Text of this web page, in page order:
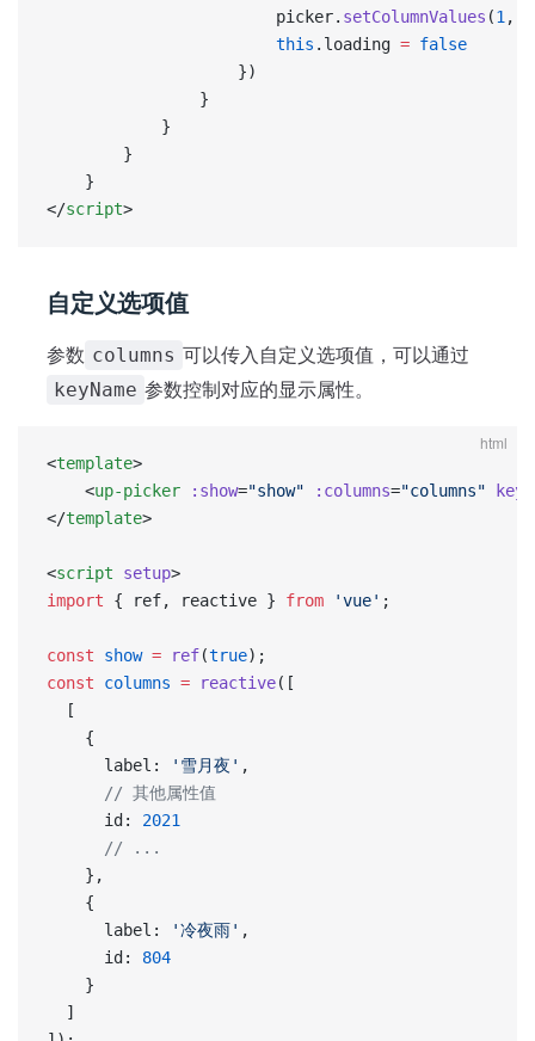
                        picker.
setColumnValues (1 ,
                        this
.loading = false
                    })
                }
            }
        }
    }
</script>
自定义选项值
参数 columns 可以传入自定义选项值，可以通过
keyName 参数控制对应的显示属性。
html
<template>
    <
up-picker :show="show" :columns="columns"
</template>
<script setup>
import { ref, reactive } from 'vue' ;
const show = ref(true);
const columns = reactive([
  [
    {
      label:
'雪月夜' ,
      // 其他属性值
      id:
2021
      // ...
    },
    {
      label:
'冷夜雨' ,
      id:
804
    }
  ]